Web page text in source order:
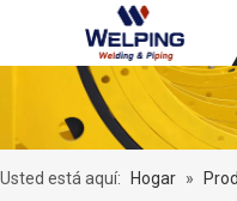
Usted está aquí: Hogar »